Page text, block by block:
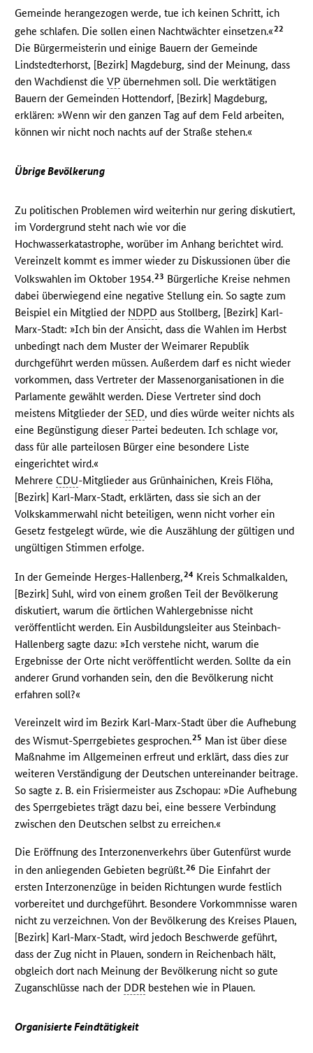
Gemeinde herangezogen werde, tue ich keinen Schritt, ich
gehe schlafen. Die sollen einen Nachtwächter einsetzen.«22
Die Bürgermeisterin und einige Bauern der Gemeinde
Lindstedterhorst, [Bezirk] Magdeburg, sind der Meinung, dass
den Wachdienst dieVP übernehmen soll. Die werktätigen
Bauern der Gemeinden Hottendorf, [Bezirk] Magdeburg,
erklären: »Wenn wir den ganzen Tag auf dem Feld arbeiten,
können wir nicht noch nachts auf der Straße stehen.«
Übrige Bevölkerung
Zu politischen Problemen wird weiterhin nur gering diskutiert,
im Vordergrund steht nach wie vor die
Hochwasserkatastrophe, worüber im Anhang berichtet wird.
Vereinzelt kommt es immer wieder zu Diskussionen über die
Volkswahlen im Oktober 1954.23 Bürgerliche Kreise nehmen
dabei überwiegend eine negative Stellung ein. So sagte zum
Beispiel ein Mitglied der NDPD aus Stollberg, [Bezirk] Karl-
Marx-Stadt: »Ich bin der Ansicht, dass die Wahlen im Herbst
unbedingt nach dem Muster der Weimarer Republik
durchgeführt werden müssen. Außerdem darf es nicht wieder
vorkommen, dass Vertreter der Massenorganisationen in die
Parlamente gewählt werden. Diese Vertreter sind doch
meistens Mitglieder derSED, und dies würde weiter nichts als
eine Begünstigung dieser Partei bedeuten. Ich schlage vor,
dass für alle parteilosen Bürger eine besondere Liste
eingerichtet wird.«
Mehrere CDU-Mitglieder aus Grünhainichen, Kreis Flöha,
[Bezirk] Karl-Marx-Stadt, erklärten, dass sie sich an der
Volkskammerwahl nicht beteiligen, wenn nicht vorher ein
Gesetz festgelegt würde, wie die Auszählung der gültigen und
ungültigen Stimmen erfolge.
In der Gemeinde Herges-Hallenberg,24 Kreis Schmalkalden,
[Bezirk] Suhl, wird von einem großen Teil der Bevölkerung
diskutiert, warum die örtlichen Wahlergebnisse nicht
veröffentlicht werden. Ein Ausbildungsleiter aus Steinbach-
Hallenberg sagte dazu: »Ich verstehe nicht, warum die
Ergebnisse der Orte nicht veröffentlicht werden. Sollte da ein
anderer Grund vorhanden sein, den die Bevölkerung nicht
erfahren soll?«
Vereinzelt wird im Bezirk Karl-Marx-Stadt über die Aufhebung
des Wismut-Sperrgebietes gesprochen.25 Man ist über diese
Maßnahme im Allgemeinen erfreut und erklärt, dass dies zur
weiteren Verständigung der Deutschen untereinander beitrage.
So sagte z. B. ein Frisiermeister aus Zschopau: »Die Aufhebung
des Sperrgebietes trägt dazu bei, eine bessere Verbindung
zwischen den Deutschen selbst zu erreichen.«
Die Eröffnung des Interzonenverkehrs über Gutenfürst wurde
in den anliegenden Gebieten begrüßt.26 Die Einfahrt der
ersten Interzonenzüge in beiden Richtungen wurde festlich
vorbereitet und durchgeführt. Besondere Vorkommnisse waren
nicht zu verzeichnen. Von der Bevölkerung des Kreises Plauen,
[Bezirk] Karl-Marx-Stadt, wird jedoch Beschwerde geführt,
dass der Zug nicht in Plauen, sondern in Reichenbach hält,
obgleich dort nach Meinung der Bevölkerung nicht so gute
Zuganschlüsse nach der DDR bestehen wie in Plauen.
Organisierte Feindtätigkeit